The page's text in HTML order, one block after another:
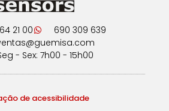
21 00
690 309 639
- Sex: 7h00 - 15h00
de acessibilidade